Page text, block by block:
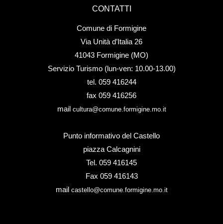
CONTATTI
Comune di Formigine
Via Unità d’Italia 26
41043 Formigine (MO)
Servizio Turismo (lun-ven: 10.00-13.00)
tel. 059 416244
fax 059 416256
mail cultura@comune.formigine.mo.it
Punto informativo del Castello
piazza Calcagnini
Tel. 059 416145
Fax 059 416143
mail castello@comune.formigine.mo.it